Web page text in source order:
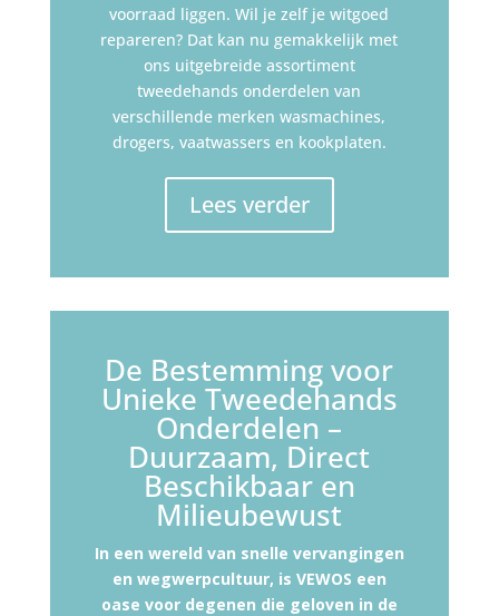
voorraad liggen. Wil je zelf je witgoed
repareren? Dat kan nu gemakkelijk met
ons uitgebreide assortiment
tweedehands onderdelen van
verschillende merken wasmachines,
drogers, vaatwassers en kookplaten.
Lees verder
De Bestemming voor
Unieke Tweedehands
Onderdelen –
Duurzaam, Direct
Beschikbaar en
Milieubewust
In een wereld van snelle vervangingen
en wegwerpcultuur, is VEWOS een
oase voor degenen die geloven in de